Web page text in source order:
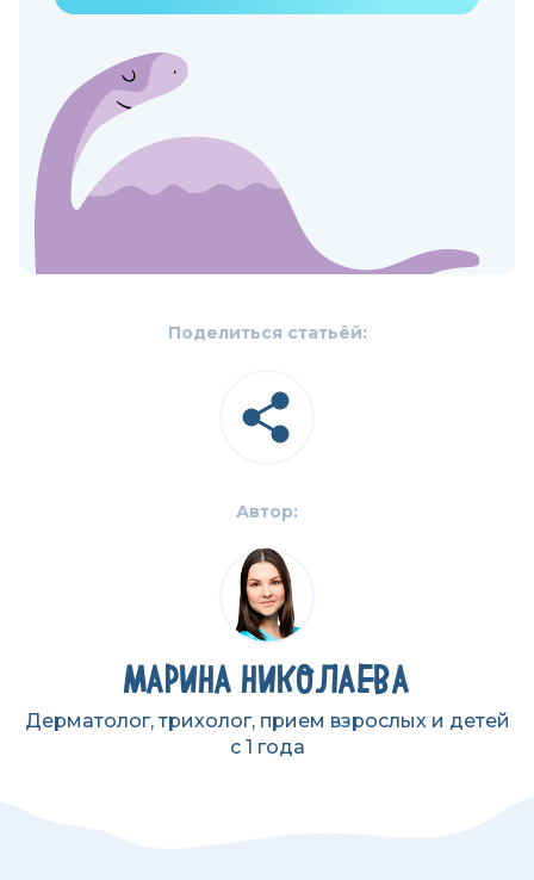
Поделиться статьёй:
Автор:
МАРИНА НИКОЛАЕВА
Дерматолог, трихолог, прием взрослых и детей
с 1 года